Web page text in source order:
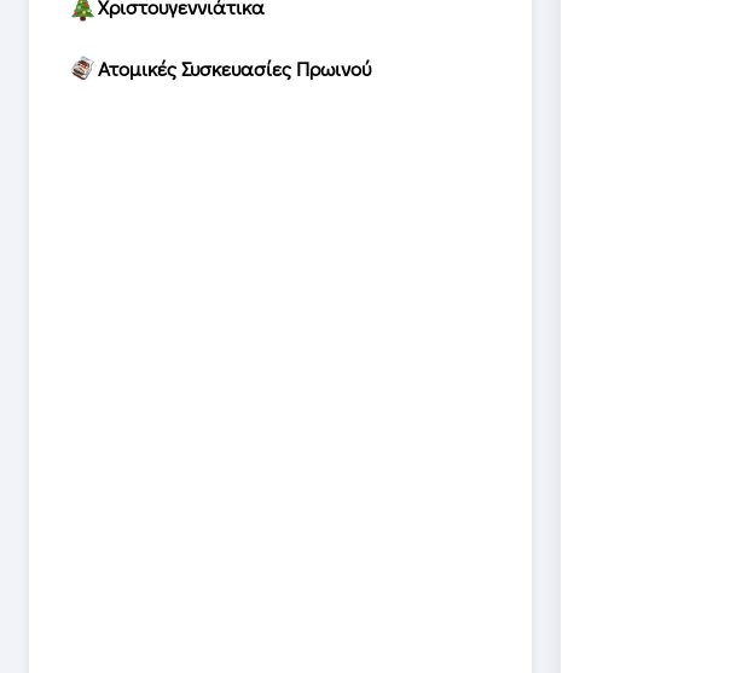
Χριστουγεννιάτικα
Ατομικές Συσκευασίες Πρωινού